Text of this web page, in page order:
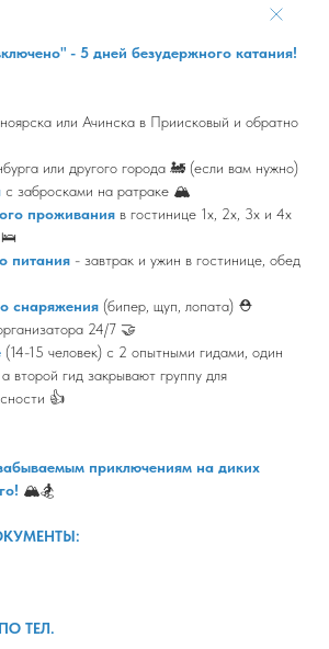
- 5 дней безудержного катания!
или Ачинска в Приисковый и обратно
или другого города 🚂 (если вам нужно)
с забросками на ратраке 🏔️
проживания в гостинице 1х, 2х, 3х и 4х
питания - завтрак и ужин в гостинице, обед
снаряжения (бипер, щуп, лопата) ⛑️
24/7 🤝
(14-15 человек) с 2 опытными гидами, один
второй гид закрывают группу для
👍
приключениям на диких
🏔️🏂
ТЕЛ.